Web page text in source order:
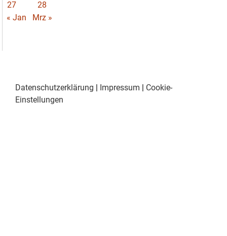
27
28
« Jan
Mrz »
Datenschutzerklärung Impressum
Cookie-
Einstellungen